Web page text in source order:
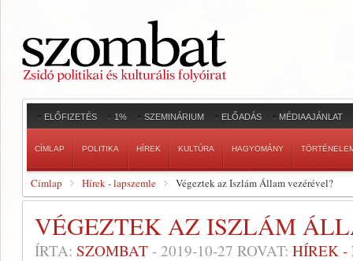
ELŐFIZETÉS 1% SZEMINÁRIUM ELŐADÁS MÉDIAAJÁNLAT
CÍMLAP POLITIKA HÍREK KULTÚRA HAGYOMÁNY
Címlap Hírek - lapszemle Végeztek az Iszlám Állam vezérével?
VÉGEZTEK AZ ISZLÁM
ÍRTA: SZOMBAT - 2019-10-27 ROVAT: HÍREK -